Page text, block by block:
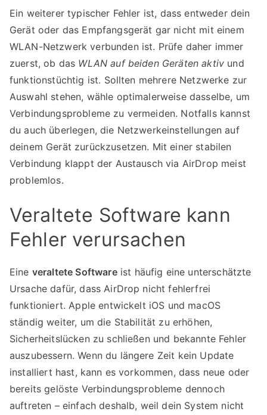
Ein weiterer typischer Fehler ist, dass entweder dein
Gerät oder das Empfangsgerät gar nicht mit einem
WLAN-Netzwerk verbunden ist. Prüfe daher immer
zuerst, ob das WLAN auf beiden Geräten aktiv und
funktionstüchtig ist. Sollten mehrere Netzwerke zur
Auswahl stehen, wähle optimalerweise dasselbe, um
Verbindungsprobleme zu vermeiden. Notfalls kannst
du auch überlegen, die Netzwerkeinstellungen auf
deinem Gerät zurückzusetzen. Mit einer stabilen
Verbindung klappt der Austausch via AirDrop meist
problemlos.
Veraltete Software kann
Fehler verursachen
Eine veraltete Softwareist häufig eine unterschätzte
Ursache dafür, dass AirDrop nicht fehlerfrei
funktioniert. Apple entwickelt iOS und macOS
ständig weiter, um die Stabilität zu erhöhen,
Sicherheitslücken zu schließen und bekannte Fehler
auszubessern. Wenn du längere Zeit kein Update
installiert hast, kann es vorkommen, dass neue oder
bereits gelöste Verbindungsprobleme dennoch
auftreten – einfach deshalb, weil dein System nicht